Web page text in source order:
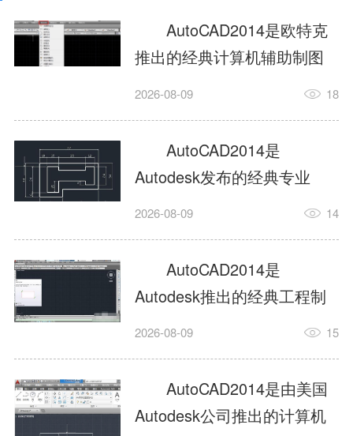
AutoCAD2014是欧特克
推出的经典计算机辅助制图
工具，主打稳定2D施工图绘
行业工程设计。版本新增图
纸标签页、实景地理地图、
协同设计交流模块，优化命
令行智能纠错与图层批量管
理，支持Win8触屏操作、点
云扫描数据导入，兼容各类
DWG图纸格式，文件互通...
2026-08-09 18
AutoCAD2014是
Autodesk发布的经典专业
CAD制图设计软件，是工程
绘图工具。软件专注精准二
维绘图、图纸编辑、参数化
设计及基础三维建模，广泛
应用于建筑设计、机械制
造、土木工程、室内设计等
多个行业。软件优化绘图流
畅度与文件兼容性，支持参
2026-08-09 14
AutoCAD2014是
Autodesk推出的经典工程制
图设计软件，主打高效精准
建模作业，适配建筑、机
械、市政、室内设计等多行
业场景。软件优化运行机制
2026-08-09 15
AutoCAD2014是由美国
Autodesk公司推出的计算机